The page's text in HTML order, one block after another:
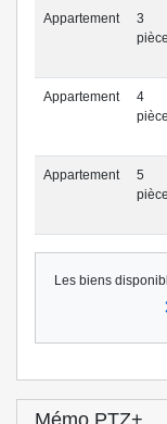
Appartement
3
pièce
Appartement
4
pièce
Appartement
5
pièce
Les biens